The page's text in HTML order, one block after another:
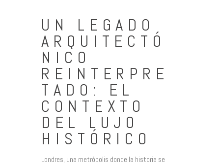
UN LEGADO
ARQUITECTÓ
NICO
REINTERPRE
TADO: EL
CONTEXTO
DEL LUJO
HISTÓRICO
Londres, una metrópolis donde la historia se